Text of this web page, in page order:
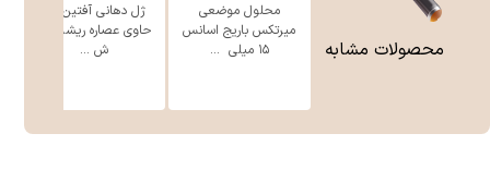
محصولات مشابه
محلول موضعی
میرتکس باریج اسانس
۱۵ میلی ‎ ...
ژل دهانی آفتین ژل
حاوی عصاره ریشه گیاه
ش ...